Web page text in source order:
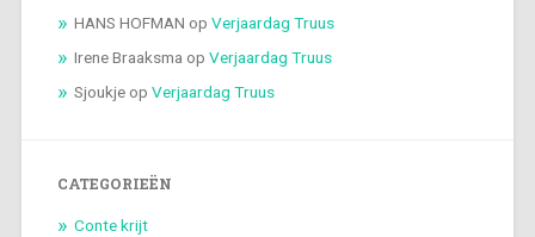
HANS HOFMAN op Verjaardag Truus
Irene Braaksma op Verjaardag Truus
Sjoukjeop Verjaardag Truus
CATEGORIEËN
Conte krijt